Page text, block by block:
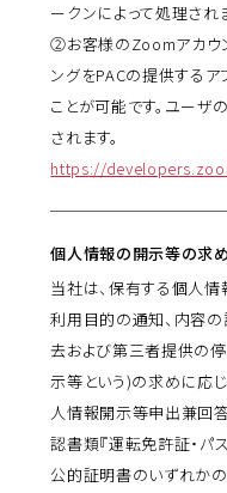
ークンによって処理され
②お客様のZoomアカウ
ングをPACの提供するア
ことが可能です。ユーザ
されます。
https://
個人情報の開示等の求
当社は、保有する個人情
利用目的の通知、内容の
去および第三者提供の
示等という)の求めに応じ
人情報開示等申出兼回
認書類『運転免許証・パ
公的証明書のいずれかの